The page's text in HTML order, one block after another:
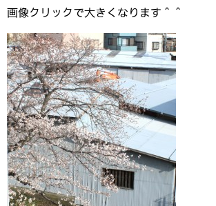
画像クリックで大きくなります＾＾